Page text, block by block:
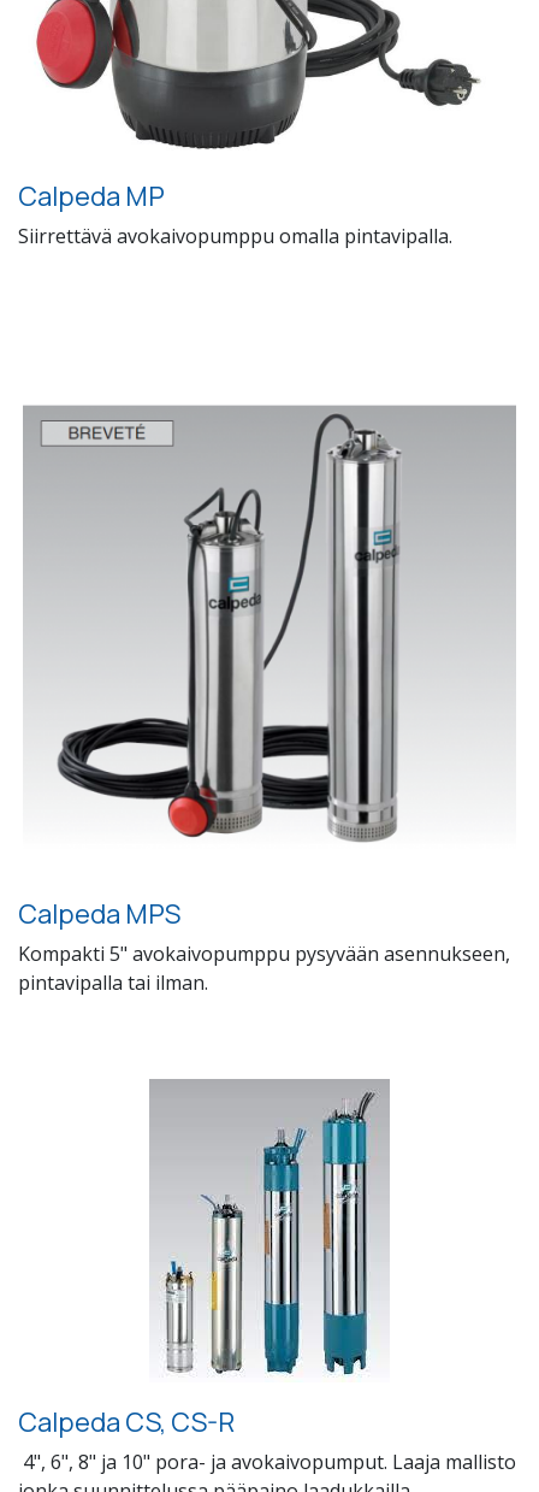
Calpeda MP
Siirrettävä avokaivopumppu omalla pintavipalla.
Calpeda MPS
Kompakti 5" avokaivopumppu pysyvään asennukseen,
pintavipalla tai ilman.
Calpeda CS, CS-R
4", 6", 8" ja 10" pora- ja avokaivopumput. Laaja mallisto